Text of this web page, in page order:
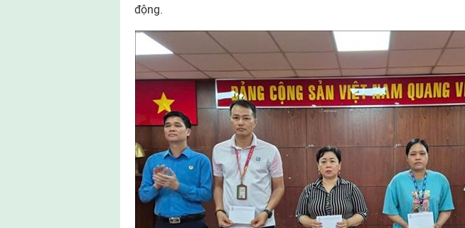
động.